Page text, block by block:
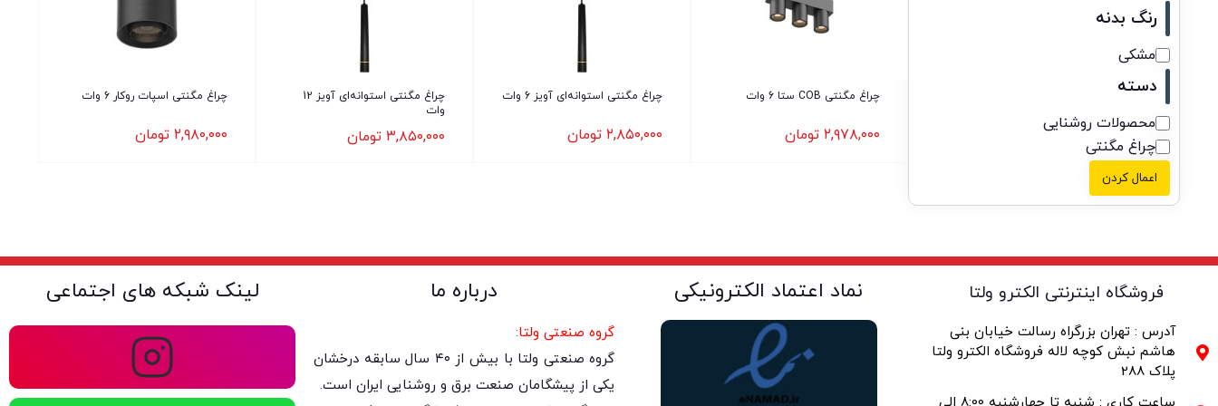
رنگ بدنه
مشکی
دسته
محصولات روشنایی
چراغ مگنتی
اعمال کردن
چراغ مگنتی COB ستا 6 وات
۲,۹۷۸,۰۰۰ تومان
چراغ مگنتی استوانه‌ای آویز 6 وات
۲,۸۵۰,۰۰۰ تومان
چراغ مگنتی استوانه‌ای آویز 12
وات
۳,۸۵۰,۰۰۰ تومان
چراغ مگنتی اسپات روکار 6 وات
۲,۹۸۰,۰۰۰ تومان
فروشگاه اینترنتی الکترو ولتا
آدرس : تهران بزرگراه رسالت خیابان بنی
هاشم نبش کوچه لاله فروشگاه الکترو ولتا
پلاک 288
نماد اعتماد الکترونیکی درباره ما
گروه صنعتی ولتا:
گروه صنعتی ولتا با بیش از ۴۰ سال سابقه درخشان
یکی از پیشگامان صنعت برق و روشنایی ایران است.
لینک شبکه های اجتماعی